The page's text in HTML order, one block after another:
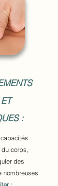
:
corps,
des
nombreuses